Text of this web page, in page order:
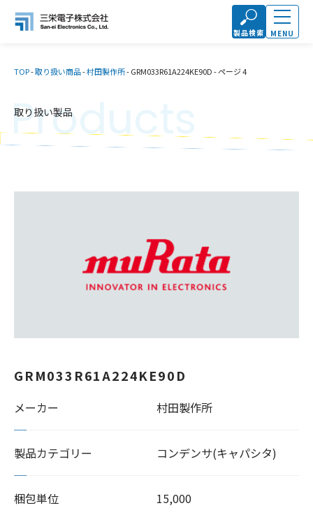
製品検索 MENU
TOP-取り扱い商品-村田製作所-GRM033R61A224KE90D-ページ 4
取り扱い製品
Products
GRM033R61A224KE90D
メーカー 村田製作所
製品カテゴリー コンデンサ(キャパシタ)
梱包単位 15,000